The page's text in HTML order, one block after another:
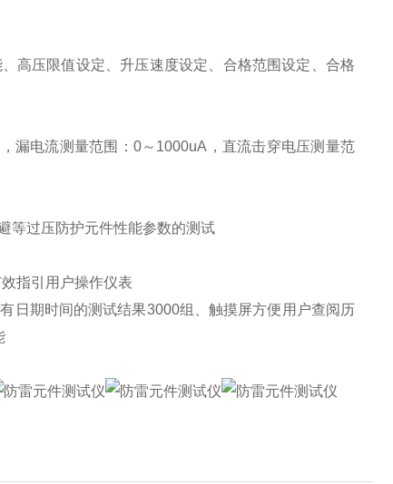
高压限值设定、升压速度设定、合格范围设定、合格
漏电流测量范围：0～1000uA，直流击穿电压测量范
等过压防护元件性能参数的测试
指引用户操作仪表
日期时间的测试结果3000组、触摸屏方便用户查阅历